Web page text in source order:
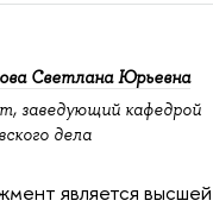
Светлана Юрьевна
заведующий кафедрой
дела
является